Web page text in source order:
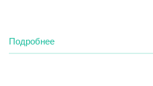
Подробнее
Всероссийский